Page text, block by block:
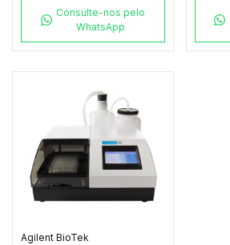
Consulte-nos pelo
WhatsApp
Agilent BioTek